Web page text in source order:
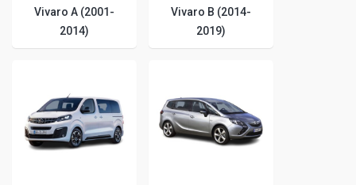
Vivaro A (2001-
2014)
Vivaro B (2014-
2019)